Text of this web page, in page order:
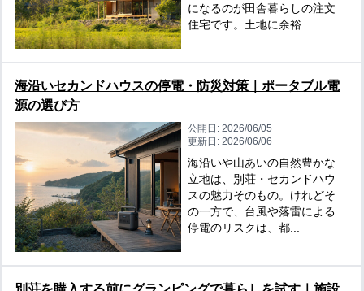
になるのが田舎暮らしの注文
住宅です。土地に余裕...
海沿いセカンドハウスの停電・防災対策｜ポータブル電
源の選び方
公開日: 2026/06/05
更新日: 2026/06/06
海沿いや山あいの自然豊かな
立地は、別荘・セカンドハウ
スの魅力そのもの。けれどそ
の一方で、台風や落雷による
停電のリスクは、都...